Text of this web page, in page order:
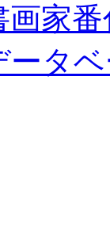
画家
ータ